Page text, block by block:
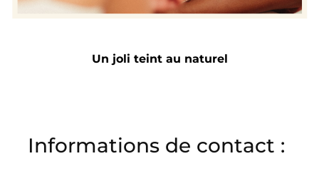
Un joli teint au naturel
Informations de contact :